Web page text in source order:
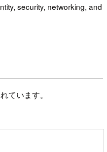
security, networking, and
ています。